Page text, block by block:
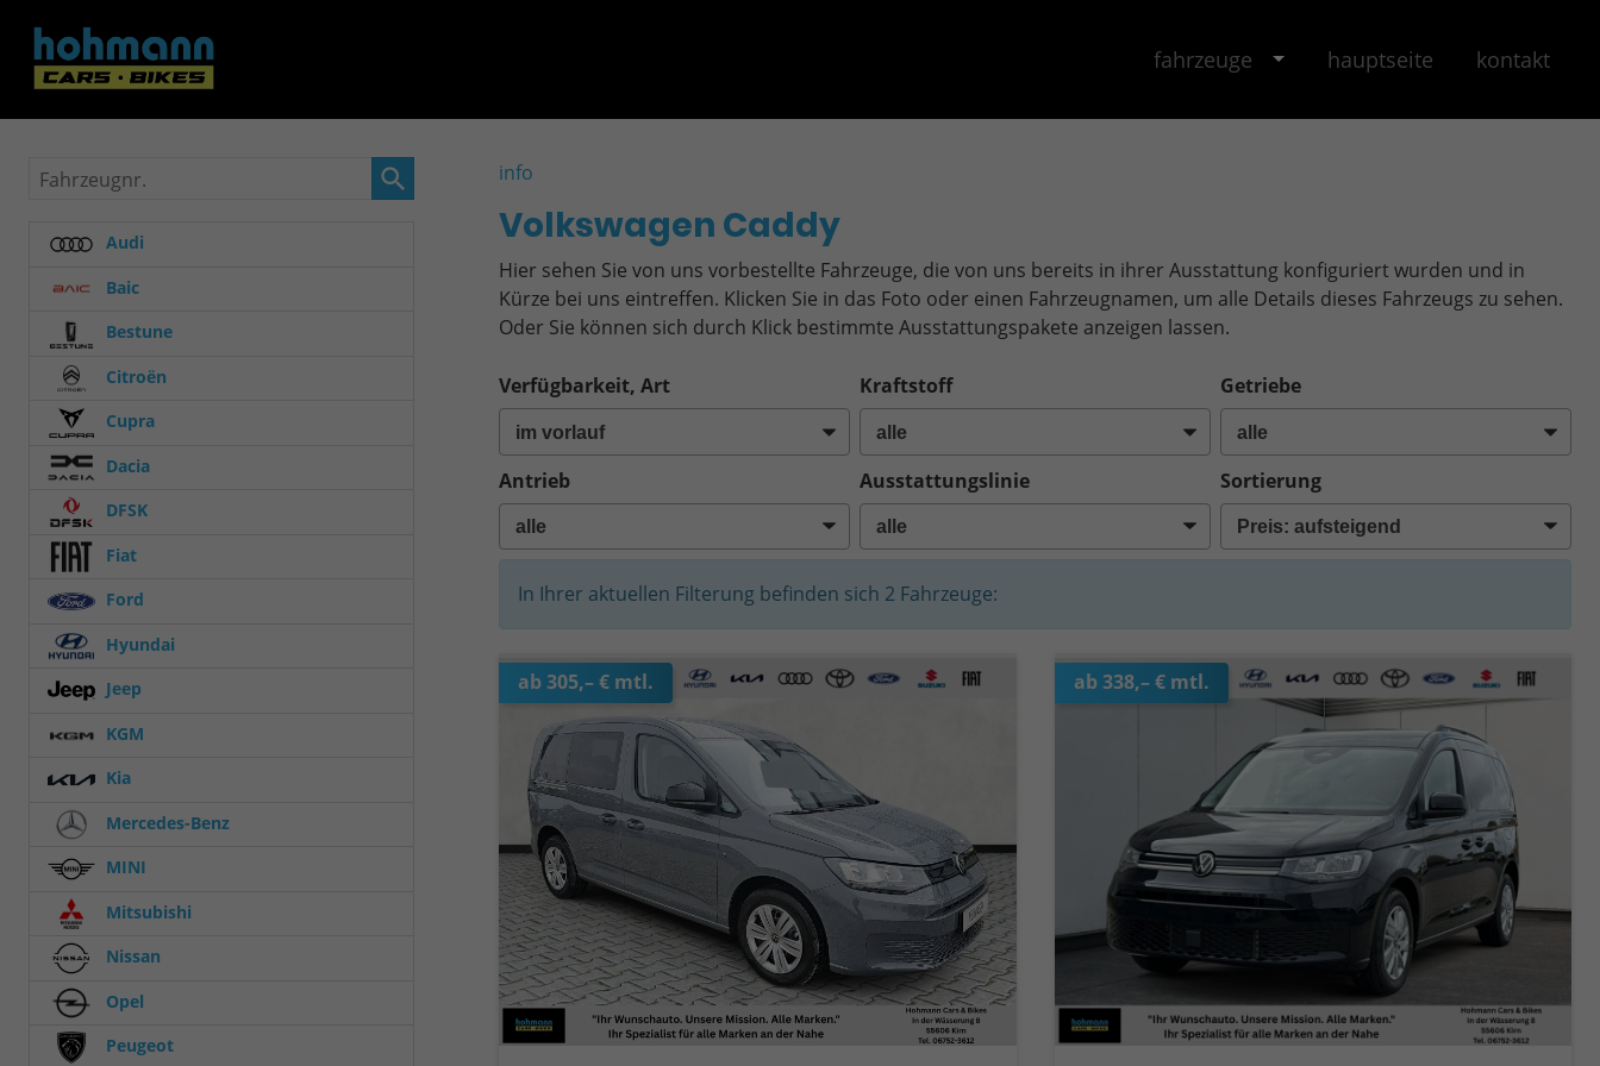
fahrzeuge hauptseite kontakt
info
Volkswagen Caddy
Hier sehen Sie von uns vorbestellte Fahrzeuge, die von uns bereits in ihrer Ausstattung konfiguriert wurden und in
Kürze bei uns eintreffen. Klicken Sie in das Foto oder einen Fahrzeugnamen, um alle Details dieses Fahrzeugs zu sehen.
Oder Sie können sich durch Klick bestimmte Ausstattungspakete anzeigen lassen.
Verfügbarkeit, Art Kraftstoff Getriebe
Antrieb Ausstattungslinie Sortierung
In Ihrer aktuellen Filterung befinden sich 2 Fahrzeuge:
ab 305,– € mtl. ab 338,– € mtl.
Fahrzeugnr.
Audi
Baic
Bestune
Citroën
Cupra
Dacia
DFSK
Fiat
Ford
Hyundai
Jeep
KGM
Kia
Mercedes-Benz
MINI
Mitsubishi
Nissan
Opel
Peugeot